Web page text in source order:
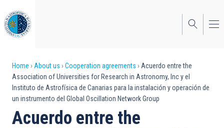
to
main
content
Breadcrumb
Home About us Cooperation agreements
Acuerdo entre the
Association of Universities for Research in Astronomy, Inc y el
Instituto de Astrofísica de Canarias para la instalación y operación de
un instrumento del Global Oscillation Network Group
Acuerdo entre the